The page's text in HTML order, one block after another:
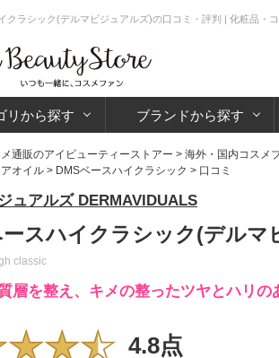
クラシック(デルマビジュアルズ)の口コミ・評判 | 化粧品・
リから探す ブランドから探す
通販のアイビューティーストアー > 海外・国内コスメ
オイル > DMSベースハイクラシック > 口コミ
ュアルズ DERMAVIDUALS
スハイクラシック(デルマ
classic
層を整え、キメの整ったツヤとハリの
4.8点